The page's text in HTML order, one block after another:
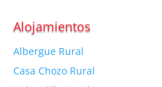
Alojamientos
Albergue Rural
Casa Chozo Rural